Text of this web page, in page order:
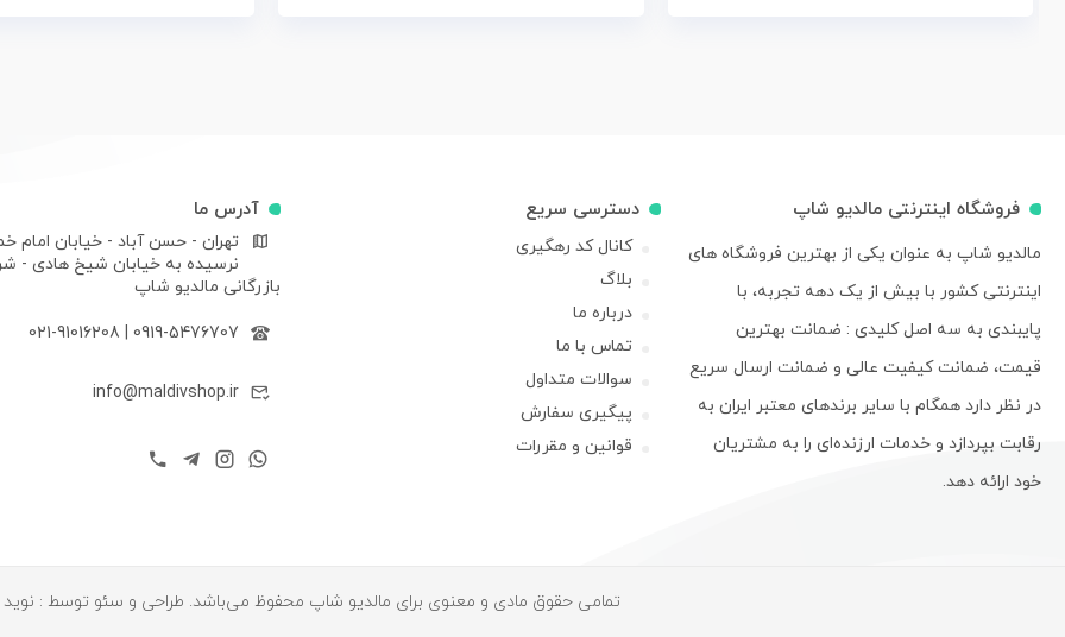
فروشگاه اینترنتی مالدیو شاپ
مالدیو شاپ به عنوان یکی از بهترین فروشگاه های
اینترنتی کشور با بیش از یک دهه تجربه، با
پایبندی به سه اصل کلیدی : ضمانت بهترین
قیمت، ضمانت کیفیت عالی و ضمانت ارسال سریع
در نظر دارد همگام با سایر برندهای معتبر ایران به
رقابت بپردازد و خدمات ارزنده‌ای را به مشتریان
خود ارائه دهد.
دسترسی سریع
کانال کد رهگیری
بلاگ
درباره ما
تماس با ما
سوالات متداول
پیگیری سفارش
قوانین و مقررات
آدرس ما
تهران - حسن آباد - خیابان امام
نرسیده به خیابان شیخ هادی -
بازرگانی مالدیو شاپ
0919-5476707
|
021-91016208
info@maldivshop.ir
تمامی حقوق مادی و معنوی برای مالدیو شاپ محفوظ می‌باشد. طراحی و سئو توسط : نوید